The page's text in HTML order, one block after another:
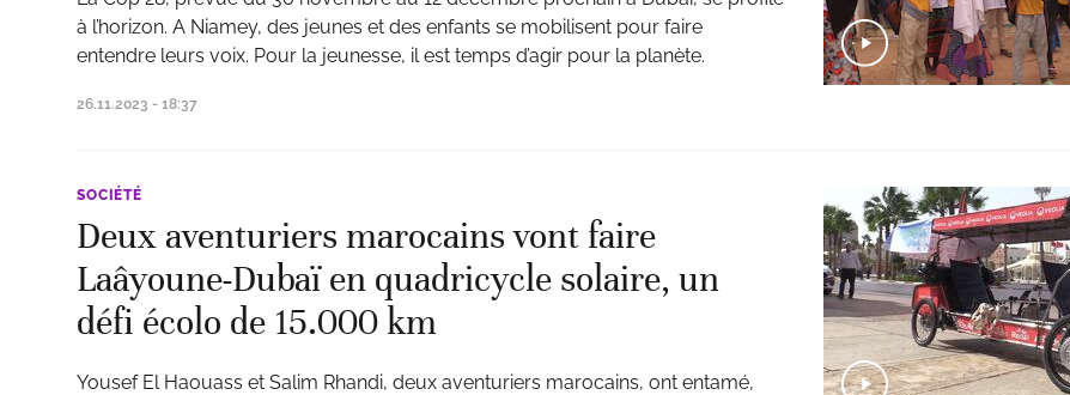
à l’horizon. A Niamey, des jeunes et des enfants se mobilisent pour faire
entendre leurs voix. Pour la jeunesse, il est temps d’agir pour la planète.
26.11.2023 - 18:37
SOCIÉTÉ
Deux aventuriers marocains vont faire
Laâyoune-Dubaï en quadricycle solaire, un
défi écolo de 15.000 km
Yousef El Haouass et Salim Rhandi, deux aventuriers marocains, ont entamé,